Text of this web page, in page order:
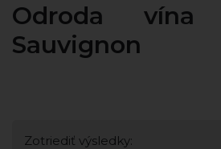
Odroda vína
Sauvignon
Zotriediť výsledky: